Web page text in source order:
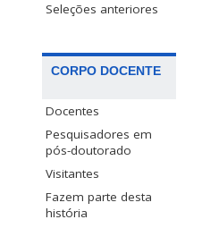
Seleções anteriores
CORPO DOCENTE
Docentes
Pesquisadores em
pós-doutorado
Visitantes
Fazem parte desta
história